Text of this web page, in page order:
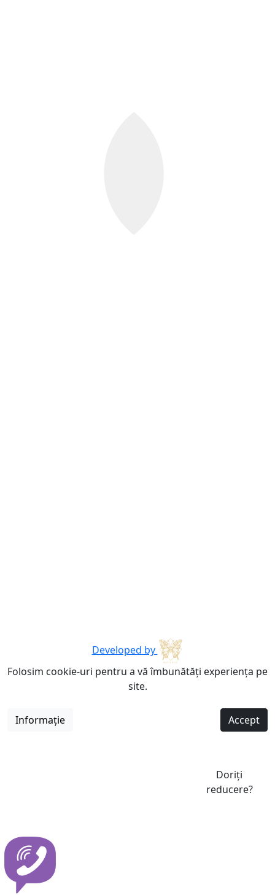
Developed by
Folosim cookie-uri pentru a vă îmbunătăți experiența pe
site.
Informație Accept
Doriți
reducere?